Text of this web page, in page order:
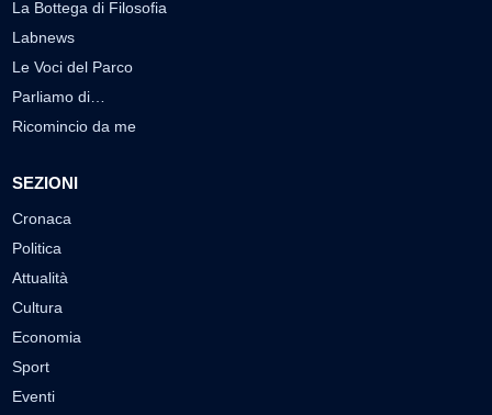
La Bottega di Filosofia
Labnews
Le Voci del Parco
Parliamo di…
Ricomincio da me
SEZIONI
Cronaca
Politica
Attualità
Cultura
Economia
Sport
Eventi